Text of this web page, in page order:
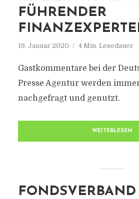
FÜHRENDER
19. Januar 2020 4 Min. Lesedauer
Gastkommentare bei der
Presse Agentur werden
nachgefragt und genutzt.
WEITERLESEN